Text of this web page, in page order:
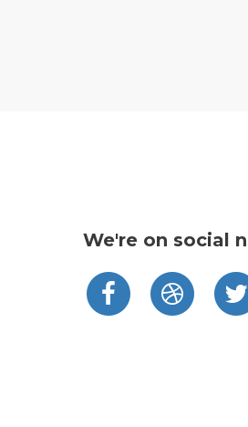
We're on social